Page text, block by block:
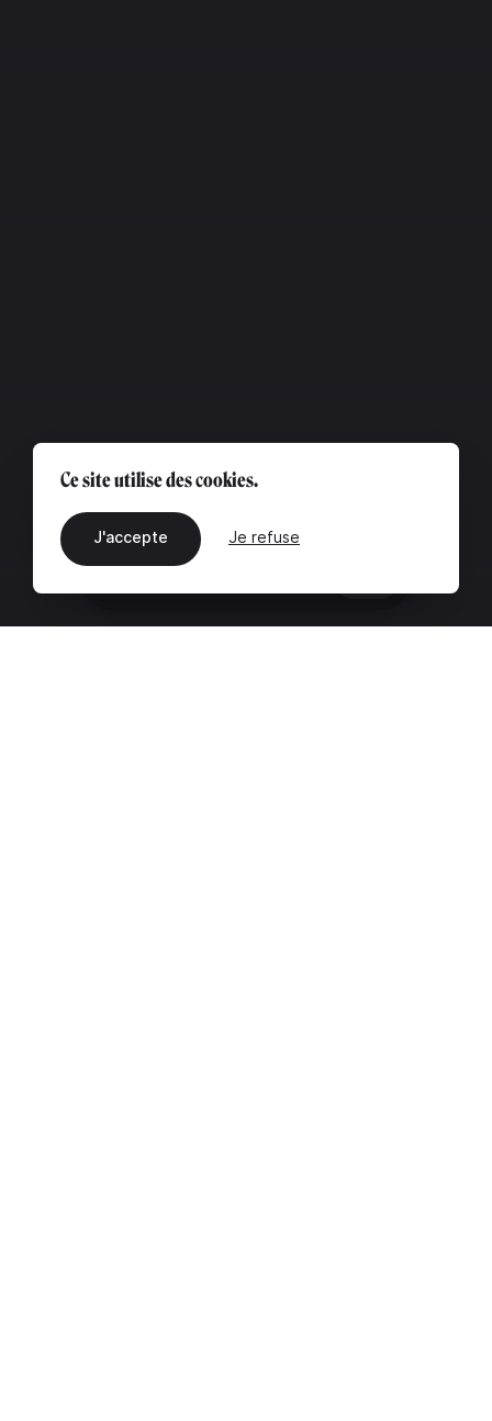
Ce site utilise des cookies.
J'accepte Je refuse